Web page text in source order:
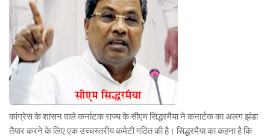
कांग्रेस के शासन वाले कर्नाटक राज्य के सीएम सिद्धरमैया ने कनार्टक का अलग झंडा
तैयार करने के लिए एक उच्चस्तरीय कमेटी गठित की है। सिद्धरमैया का कहना है कि